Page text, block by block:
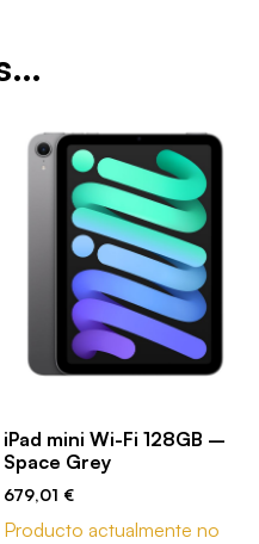
iPad mini Wi-Fi 128GB –
Space Grey
679,01 €
Producto actualmente no